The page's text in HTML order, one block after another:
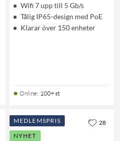
Wifi 7 upp till 5 Gb/s
Tålig IP65-design med PoE
Klarar över 150 enheter
Online: 100+ st
MEDLEMSPRIS
NYHET
28